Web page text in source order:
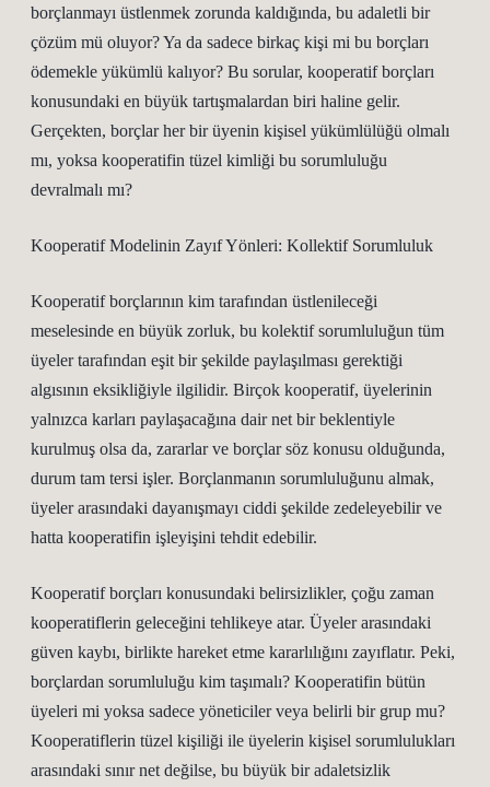
borçlanmayı üstlenmek zorunda kaldığında, bu adaletli bir
çözüm mü oluyor? Ya da sadece birkaç kişi mi bu borçları
ödemekle yükümlü kalıyor? Bu sorular, kooperatif borçları
konusundaki en büyük tartışmalardan biri haline gelir.
Gerçekten, borçlar her bir üyenin kişisel yükümlülüğü olmalı
mı, yoksa kooperatifin tüzel kimliği bu sorumluluğu
devralmalı mı?
Kooperatif Modelinin Zayıf Yönleri: Kollektif Sorumluluk
Kooperatif borçlarının kim tarafından üstlenileceği
meselesinde en büyük zorluk, bu kolektif sorumluluğun tüm
üyeler tarafından eşit bir şekilde paylaşılması gerektiği
algısının eksikliğiyle ilgilidir. Birçok kooperatif, üyelerinin
yalnızca karları paylaşacağına dair net bir beklentiyle
kurulmuş olsa da, zararlar ve borçlar söz konusu olduğunda,
durum tam tersi işler. Borçlanmanın sorumluluğunu almak,
üyeler arasındaki dayanışmayı ciddi şekilde zedeleyebilir ve
hatta kooperatifin işleyişini tehdit edebilir.
Kooperatif borçları konusundaki belirsizlikler, çoğu zaman
kooperatiflerin geleceğini tehlikeye atar. Üyeler arasındaki
güven kaybı, birlikte hareket etme kararlılığını zayıflatır. Peki,
borçlardan sorumluluğu kim taşımalı? Kooperatifin bütün
üyeleri mi yoksa sadece yöneticiler veya belirli bir grup mu?
Kooperatiflerin tüzel kişiliği ile üyelerin kişisel sorumlulukları
arasındaki sınır net değilse, bu büyük bir adaletsizlik